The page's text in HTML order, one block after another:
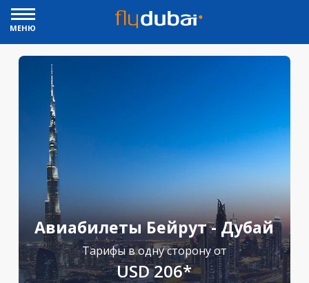
МЕНЮ
Авиабилеты Бейрут - Дубай
Тарифы в одну сторону от
USD 206*